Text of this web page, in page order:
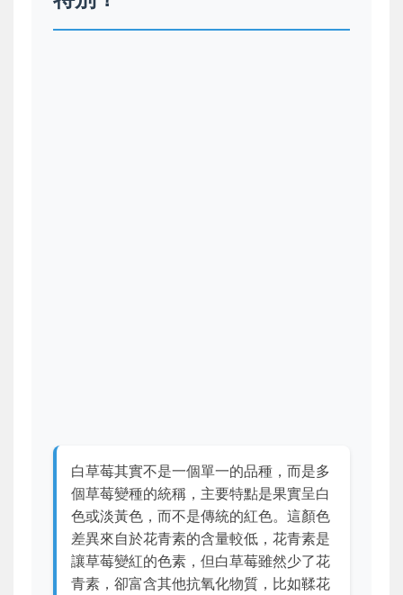
白草莓其實不是一個單一的品種，而是多
個草莓變種的統稱，主要特點是果實呈白
色或淡黃色，而不是傳統的紅色。這顏色
差異來自於花青素的含量較低，花青素是
讓草莓變紅的色素，但白草莓雖然少了花
青素，卻富含其他抗氧化物質，比如鞣花